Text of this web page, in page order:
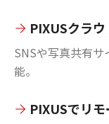
PIXUSクラ
SNSや写真共有
能。
PIXUSでリ